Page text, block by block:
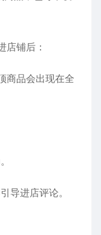
店铺后：
商品会出现在全
导进店评论。